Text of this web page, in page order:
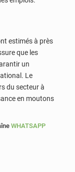
estimés à près
que les
un
Le
du secteur à
en moutons
WHATSAPP